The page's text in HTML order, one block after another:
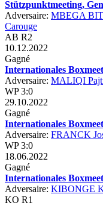
Stützpunktmeeting,
Adversaire: MBEGA
Carouge
AB R2
10.12.2022
Gagné
Internationales
Adversaire: MALIQI
WP 3:0
29.10.2022
Gagné
Internationales
Adversaire: FRANCK
WP 3:0
18.06.2022
Gagné
Internationales
Adversaire: KIBONGE
KO R1